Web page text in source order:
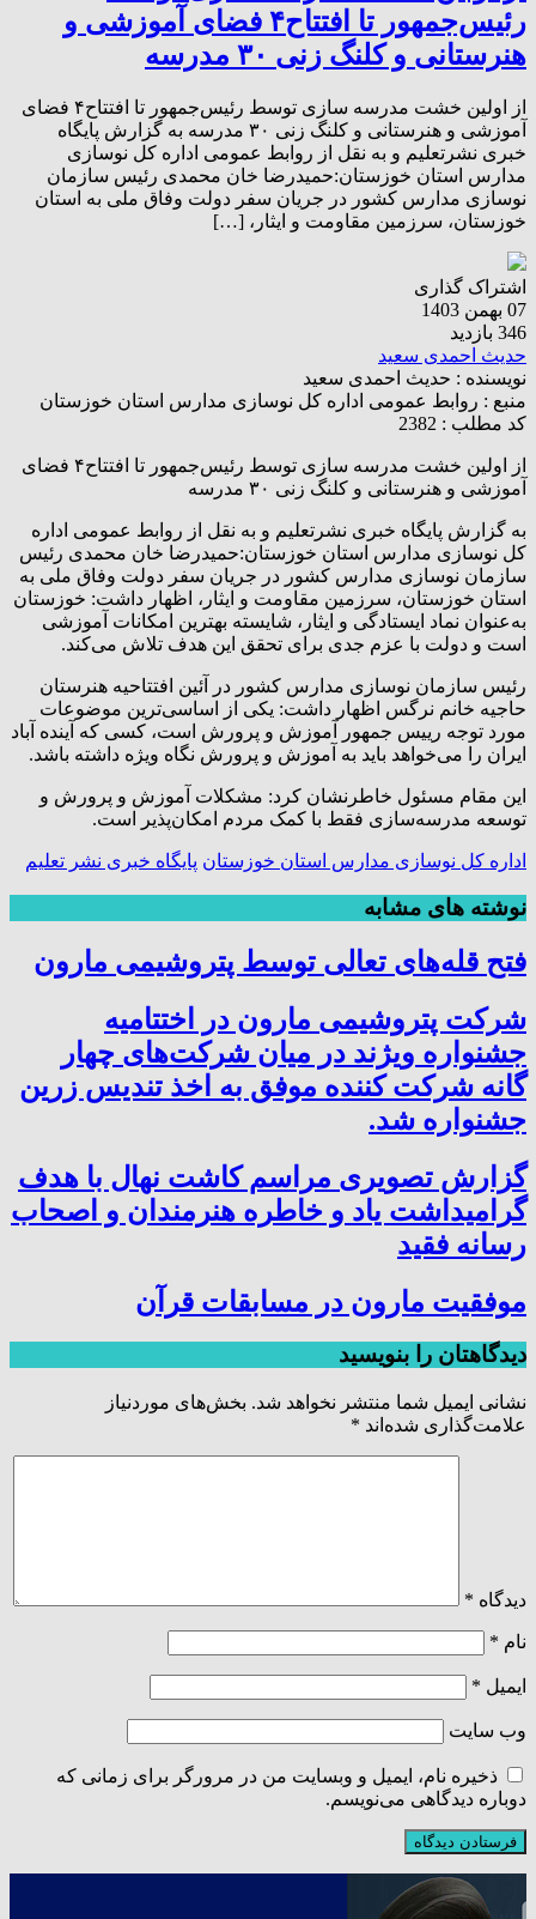
رئیس‌جمهور تا افتتاح۴ فضای آموزشی و
هنرستانی و کلنگ زنی ۳۰ مدرسه
از اولین خشت مدرسه سازی توسط رئیس‌جمهور تا افتتاح۴ فضای
آموزشی و هنرستانی و کلنگ زنی ۳۰ مدرسه به گزارش پایگاه
خبری نشرتعلیم و به نقل از روابط عمومی اداره کل نوسازی
مدارس استان خوزستان:حمیدرضا خان محمدی رئیس سازمان
نوسازی مدارس کشور در جریان سفر دولت وفاق ملی به استان
خوزستان، سرزمین مقاومت و ایثار، […]
اشتراک گذاری
07 بهمن 1403
346 بازدید
حدیث احمدی سعید
نویسنده : حدیث احمدی سعید
منبع : روابط عمومی اداره کل نوسازی مدارس استان خوزستان
کد مطلب : 2382
از اولین خشت مدرسه سازی توسط رئیس‌جمهور تا افتتاح۴ فضای
آموزشی و هنرستانی و کلنگ زنی ۳۰ مدرسه
به گزارش پایگاه خبری نشرتعلیم و به نقل از روابط عمومی اداره
کل نوسازی مدارس استان خوزستان:حمیدرضا خان محمدی رئیس
سازمان نوسازی مدارس کشور در جریان سفر دولت وفاق ملی به
استان خوزستان، سرزمین مقاومت و ایثار، اظهار داشت: خوزستان
به‌عنوان نماد ایستادگی و ایثار، شایسته بهترین امکانات آموزشی
است و دولت با عزم جدی برای تحقق این هدف تلاش می‌کند.
رئیس سازمان نوسازی مدارس کشور در آئین افتتاحیه هنرستان
حاجیه خانم نرگس اظهار داشت: یکی از اساسی‌ترین موضوعات
مورد توجه رییس جمهور آموزش و پرورش است، کسی که آینده آباد
ایران را می‌خواهد باید به آموزش و پرورش نگاه ویژه داشته باشد.
این مقام مسئول خاطرنشان کرد: مشکلات آموزش و پرورش و
توسعه مدرسه‌سازی فقط با کمک مردم امکان‌پذیر است.
اداره کل نوسازی مدارس استان خوزستان پایگاه خبری نشر تعلیم
نوشته های مشابه
فتح‌ قله‌های تعالی توسط پتروشیمی مارون
شرکت پتروشیمی مارون در اختتامیه
جشنواره ویژند در میان شرکت‌های چهار
گانه شرکت کننده موفق به اخذ تندیس زرین
جشنواره شد.
گزارش تصویری مراسم کاشت نهال با هدف
گرامیداشت یاد و خاطره هنرمندان و اصحاب
رسانه فقید
موفقیت مارون در مسابقات قرآن
دیدگاهتان را بنویسید
نشانی ایمیل شما منتشر نخواهد شد. بخش‌های موردنیاز
علامت‌گذاری شده‌اند *
دیدگاه *
نام *
ایمیل *
وب‌ سایت
ذخیره نام، ایمیل و وبسایت من در مرورگر برای زمانی که
دوباره دیدگاهی می‌نویسم.